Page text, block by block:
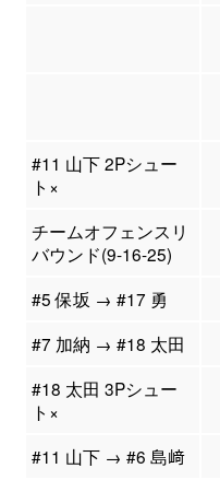
#11 山下 2Pシュー
ト×
チームオフェンスリ
バウンド(9-16-25)
#5 保坂 → #17 勇
#7 加納 → #18 太田
#18 太田 3Pシュー
ト×
#11 山下 → #6 島﨑